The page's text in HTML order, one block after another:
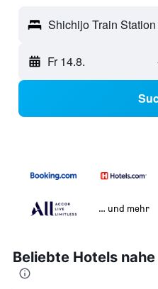
Shichijo Train
Fr 14.8.
… und mehr
Beliebte Hotels